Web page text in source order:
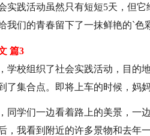
实践活动虽然只有短短5天，但
我们的青春留下了一抹鲜艳的`色
篇3
学校组织了社会实践活动，目
了集合点。即将上车的时候，妈
同学们一边看着路上的美景，一
，我看到附近的许多景物和去年